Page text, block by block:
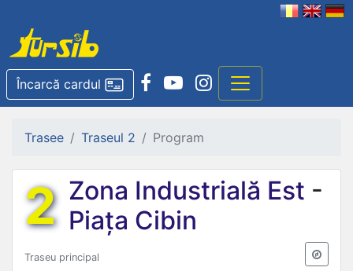
Încarcă cardul
Trasee Traseul 2 Program
2 Zona Industrială Est -
Piața Cibin
Traseu principal